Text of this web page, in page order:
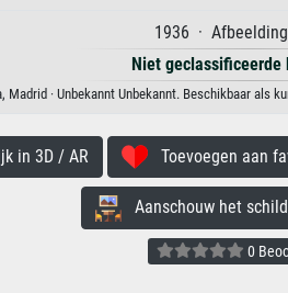
1936 ·
Niet geclassificeerde
· Unbekannt Unbekannt. Beschikbaar
in 3D / AR Toevoegen aan
Aanschouw het
0